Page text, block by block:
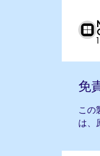
免
この
は、